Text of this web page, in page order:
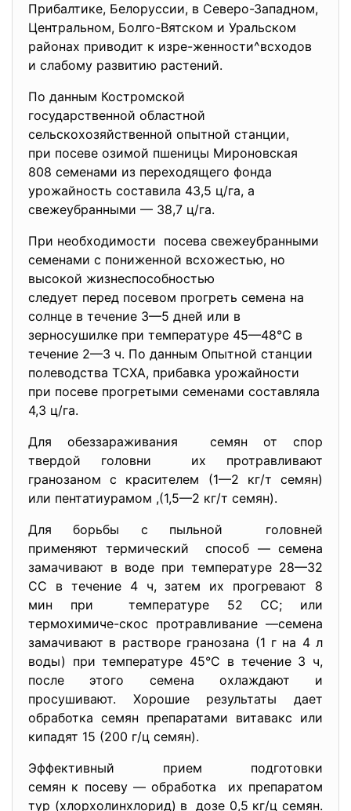
Прибалтике, Белоруссии, в Северо-Западном,
Центральном, Болго-Вятском и Уральском
районах приводит к изре-женности^всходов
и слабому развитию растений.
По данным Костромской
государственной областной
сельскохозяйственной опытной станции,
при посеве озимой пшеницы Мироновская
808 семенами из переходящего фонда
урожайность составила 43,5 ц/га, а
свежеубранными — 38,7 ц/га.
При необходимости посева свежеубранными
семенами с пониженной всхожестью, но
высокой жизнеспособностью
следует перед посевом прогреть семена на
солнце в течение 3—5 дней или в
зерносушилке при температуре 45—48°С в
течение 2—3 ч. По данным Опытной станции
полеводства ТСХА, прибавка урожайности
при посеве прогретыми семенами составляла
4,3 ц/га.
Для обеззараживания семян от спор
твердой головни их протравливают
гранозаном с красителем (1—2 кг/т семян)
или пентатиурамом ,(1,5—2 кг/т семян).
Для борьбы с пыльной головней
применяют термический способ — семена
замачивают в воде при температуре 28—32
СС в течение 4 ч, затем их прогревают 8
мин при температуре 52 СС; или
термохимиче-скос протравливание —семена
замачивают в растворе гранозана (1 г на 4 л
воды) при температуре 45°С в течение 3 ч,
после этого семена охлаждают и
просушивают. Хорошие результаты дает
обработка семян препаратами витавакс или
кипадят 15 (200 г/ц семян).
Эффективный прием подготовки
семян к посеву — обработка их препаратом
тур (хлорхолинхлорид) в дозе 0,5 кг/ц семян.